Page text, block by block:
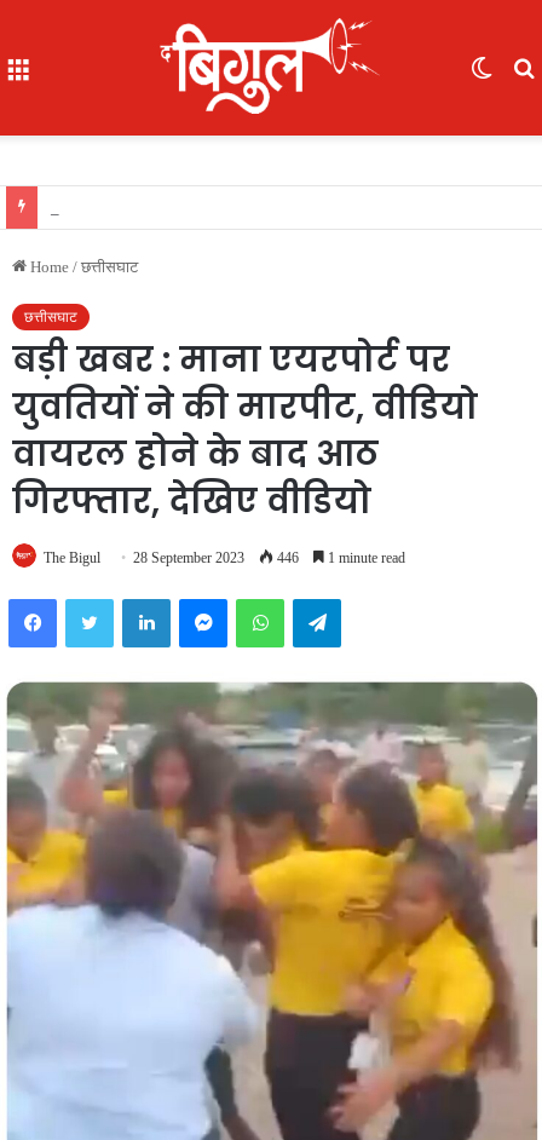
Home / छत्तीसघाट
छत्तीसघाट
बड़ी खबर : माना एयरपोर्ट पर
युवतियों ने की मारपीट, वीडियो
वायरल होने के बाद आठ
गिरफ्तार, देखिए वीडियो
The Bigul 28 September 2023 446 1 minute read
FacebookTwitter LinkedInMessengerWhatsAppTelegram